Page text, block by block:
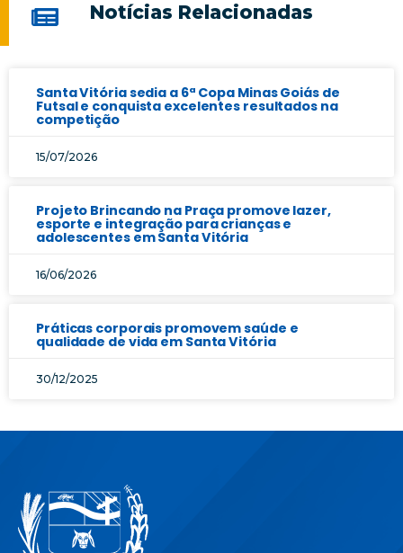
Notícias Relacionadas
Santa Vitória sedia a 6ª Copa Minas Goiás de
Futsal e conquista excelentes resultados na
competição
15/07/2026
Projeto Brincando na Praça promove lazer,
esporte e integração para crianças e
adolescentes em Santa Vitória
16/06/2026
Práticas corporais promovem saúde e
qualidade de vida em Santa Vitória
30/12/2025